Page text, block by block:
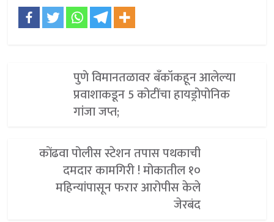
पुणे विमानतळावर बँकॉकहून आलेल्या
प्रवाशाकडून 5 कोटींचा हायड्रोपोनिक
गांजा जप्त;
कोंढवा पोलीस स्टेशन तपास पथकाची
दमदार कामगिरी ! मोकातील १०
महिन्यांपासून फरार आरोपीस केले
जेरबंद